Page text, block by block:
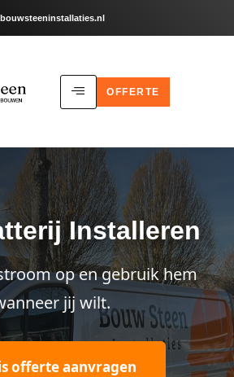
OFFERTE
Installeren
op en gebruik hem
jij wilt.
offerte aanvragen